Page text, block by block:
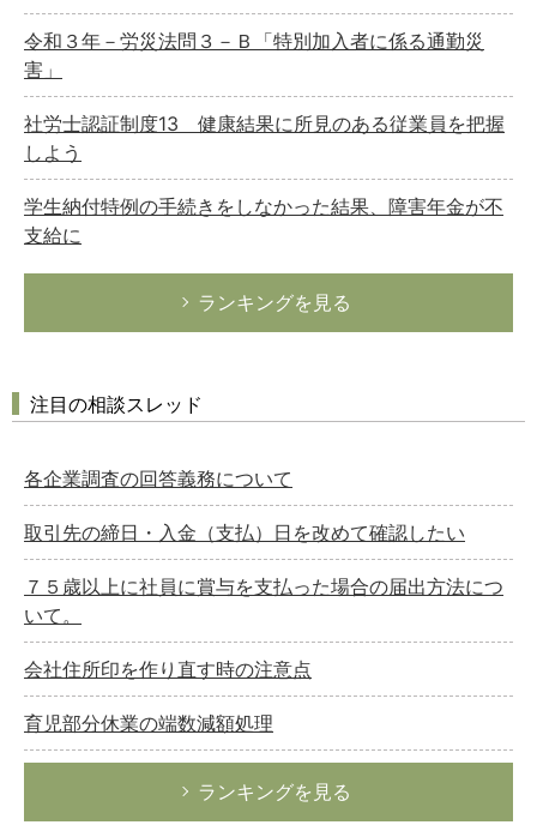
令和３年－労災法問３－Ｂ「特別加入者に係る通勤災
害」
社労士認証制度13 健康結果に所見のある従業員を把握
しよう
学生納付特例の手続きをしなかった結果、障害年金が不
支給に
ランキングを見る
注目の相談スレッド
各企業調査の回答義務について
取引先の締日・入金（支払）日を改めて確認したい
７５歳以上に社員に賞与を支払った場合の届出方法につ
いて。
会社住所印を作り直す時の注意点
育児部分休業の端数減額処理
ランキングを見る